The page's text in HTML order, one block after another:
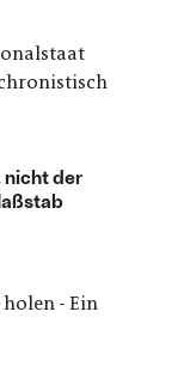
nicht der
- Ein